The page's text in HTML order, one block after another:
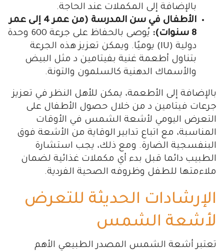
بالإضافة إلى المكملات عند الحاجة.
الأطفال في سن المدرسة (من عمر 4 إلى عمر
8 سنوات):
يُوصى بالحفاظ على جرعة 600 وحدة
دولية (IU) يوميًا. ويمكن تعزيز هذه الجرعة
بتناول أطعمة غنية بفيتامين د مثل البيض
والأسماك الدهنية كالسلمون والتونة.
بالإضافة إلى الأطعمة، يمكن للأهل النظر في تعزيز
جرعات فيتامين د من خلال حصول الأطفال على
التعرض اليومي لأشعة الشمس في الأوقات
المناسبة، مع اتباع تدابير الوقاية من الأشعة فوق
البنفسجية الضارة. ومع ذلك، يجب استشارة
الطبيب دائما قبل بدء أي مكملات غذائية لضمان
ملاءمتها للطفل وظروفه الصحية الفردية.
الإرشادات الحديثة للتعرض
لأشعة الشمس
تعتبر أشعة الشمس المصدر الطبيعي الأهم